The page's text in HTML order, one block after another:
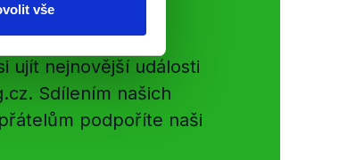
vše
sítě
ujít nejnovější události
Sdílením našich
podpoříte naši